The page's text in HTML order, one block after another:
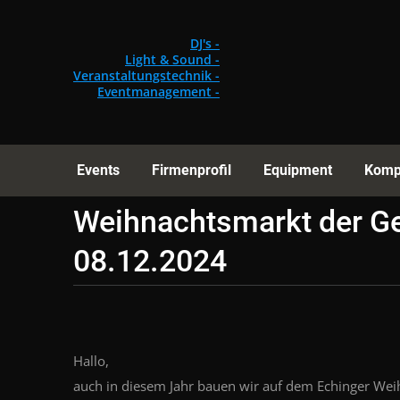
DJ's -
Light & Sound -
Veranstaltungstechnik -
Eventmanagement -
Events Firmenprofil Equipment
Weihnachtsmarkt der
08.12.2024
Hallo,
auch in diesem Jahr bauen wir auf dem Echinger